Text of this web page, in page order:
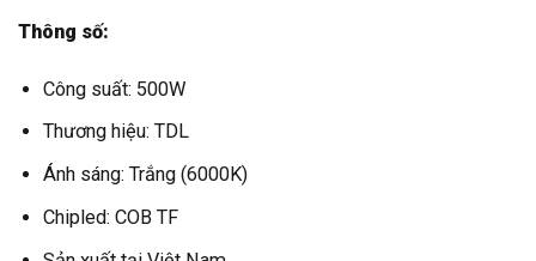
Thông số:
Công suất: 500W
Thương hiệu: TDL
Ánh sáng: Trắng (6000K)
Chipled: COB TF